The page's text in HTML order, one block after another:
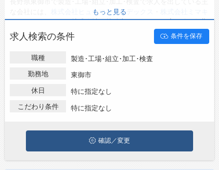
【初めての方へ】
長野県の求人検索で選ばれる理由
転職支援サービスについて
転職支援サービス
転職ノウハウ(応募書類の書き方・面接対策など)
転職・採用コラム
株式会社ヒューマンインデックス
エンジニアリング・株式会社信越精密などがあり、未経験や短期
等ご希望の条件で絞り込みができます。
長野県東御市の地域密着型の求人サイトであるジョブズゴーでは
長野県東御市の求人情報を54件取り扱っており、そのうち
員の求人は33件、 派遣社員の求人は18件、アルバイト・パート
の求人は0件です。
第二新卒から50代・60代以上の方の再就職も可能です。 長野県
東御市で製造･工場･組立･加工･検査の求人・転職情報を探してい
る方は、ぜひ興味のある職種に応募してみてくださいね。
もっと見る
求人検索の条件 条件を保存
職種
製造･工場･組立･加工･検査
勤務地
東御市
休日
特に指定なし
こだわり条件
特に指定なし
確認／変更